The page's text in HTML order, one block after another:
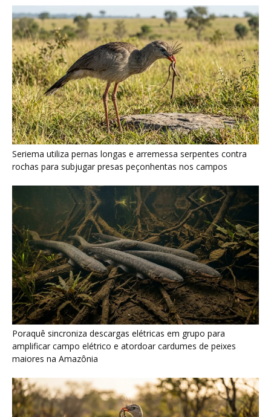
Seriema utiliza pernas longas e arremessa serpentes contra
rochas para subjugar presas peçonhentas nos campos
Poraquê sincroniza descargas elétricas em grupo para
amplificar campo elétrico e atordoar cardumes de peixes
maiores na Amazônia